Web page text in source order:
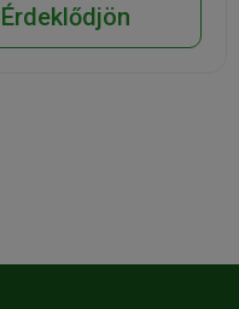
Érdeklődjön